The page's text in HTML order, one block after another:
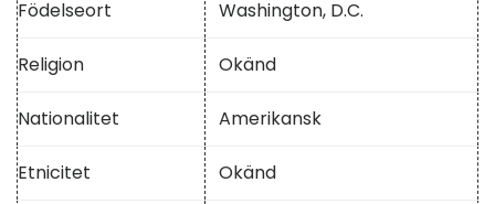
Födelseort Washington, D.C.
Religion Okänd
Nationalitet Amerikansk
Etnicitet Okänd